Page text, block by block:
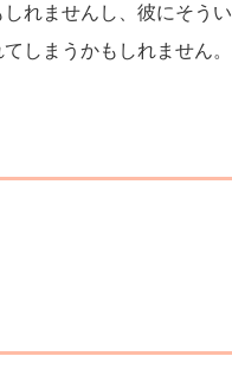
れませんし、彼にそうい
しまうかもしれません。